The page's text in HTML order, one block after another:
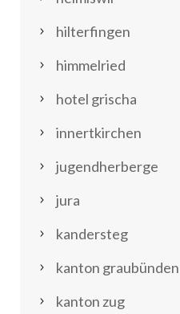
hilterfingen
himmelried
hotel grischa
innertkirchen
jugendherberge
jura
kandersteg
kanton graubünden
kanton zug